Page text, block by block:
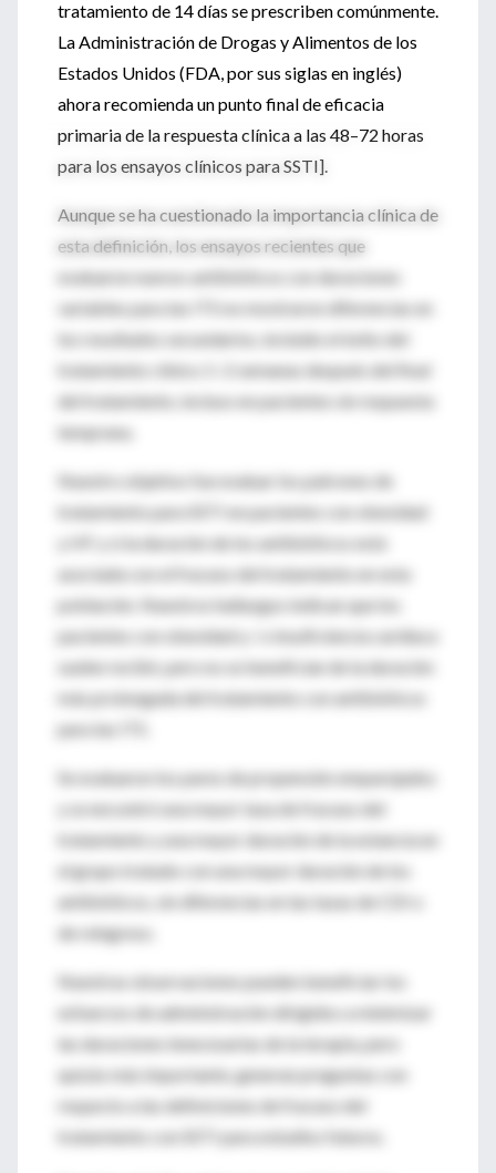
tratamiento de 14 días se prescriben comúnmente.
La Administración de Drogas y Alimentos de los
Estados Unidos (FDA, por sus siglas en inglés)
ahora recomienda un punto final de eficacia
primaria de la respuesta clínica a las 48–72 horas
para los ensayos clínicos para SSTI].
Aunque se ha cuestionado la importancia clínica de
esta definición, los ensayos recientes que
evaluaron nuevos antibióticos con duraciones
variables para las ITS no mostraron diferencias en
los resultados secundarios, incluido el éxito del
tratamiento clínico 1–2 semanas después del final
del tratamiento, incluso en pacientes sin respuesta
temprana.
Nuestro objetivo fue evaluar los patrones de
tratamiento para SSTI en pacientes con obesidad
y HF y si la duración de los antibióticos está
asociada con el fracaso del tratamiento en esta
población. Nuestros hallazgos indican que los
pacientes con obesidad y / o insuficiencia cardíaca
suelen recibir, pero no se benefician de la duración
más prolongada del tratamiento con antibióticos
para las ITS.
Se evaluaron los pares de propensión emparejados
y se encontró una mayor tasa de fracaso del
tratamiento y una mayor duración de la estancia en
el grupo tratado con una mayor duración de los
antibióticos, sin diferencias en las tasas de CDI o
de reingreso.
Nuestras observaciones pueden beneficiar los
esfuerzos de administración dirigidos a minimizar
las duraciones innecesarias de la terapia, pero
quizás más importante, generan preguntas con
respecto a las definiciones de fracaso del
tratamiento con SSTI para estudios futuros.